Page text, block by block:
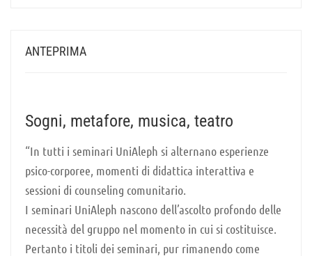
ANTEPRIMA
Sogni, metafore, musica, teatro
“In tutti i seminari UniAleph si alternano esperienze
psico-corporee, momenti di didattica interattiva e
sessioni di counseling comunitario.
I seminari UniAleph nascono dell’ascolto profondo delle
necessità del gruppo nel momento in cui si costituisce.
Pertanto i titoli dei seminari, pur rimanendo come